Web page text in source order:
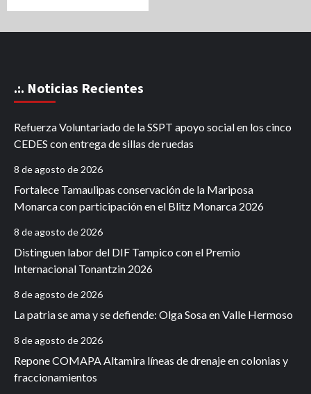
.:. Noticias Recientes
Refuerza Voluntariado de la SSPT apoyo social en los cinco
CEDES con entrega de sillas de ruedas
8 de agosto de 2026
Fortalece Tamaulipas conservación de la Mariposa
Monarca con participación en el Blitz Monarca 2026
8 de agosto de 2026
Distinguen labor del DIF Tampico con el Premio
Internacional Tonantzin 2026
8 de agosto de 2026
La patria se ama y se defiende: Olga Sosa en Valle Hermoso
8 de agosto de 2026
Repone COMAPA Altamira líneas de drenaje en colonias y
fraccionamientos